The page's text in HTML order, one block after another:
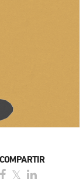
COMPARTIR